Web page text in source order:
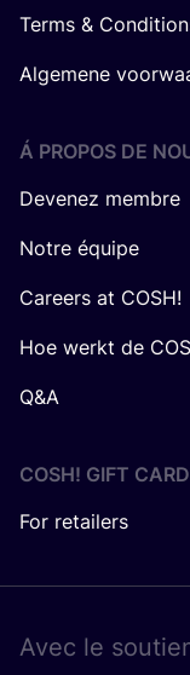
Terms &
Algemene
Á PROPOS DE
Devenez membre
Notre équipe
Careers at COSH!
Hoe werkt de
Q&A
COSH! GIFT CARD
For retailers
Avec le